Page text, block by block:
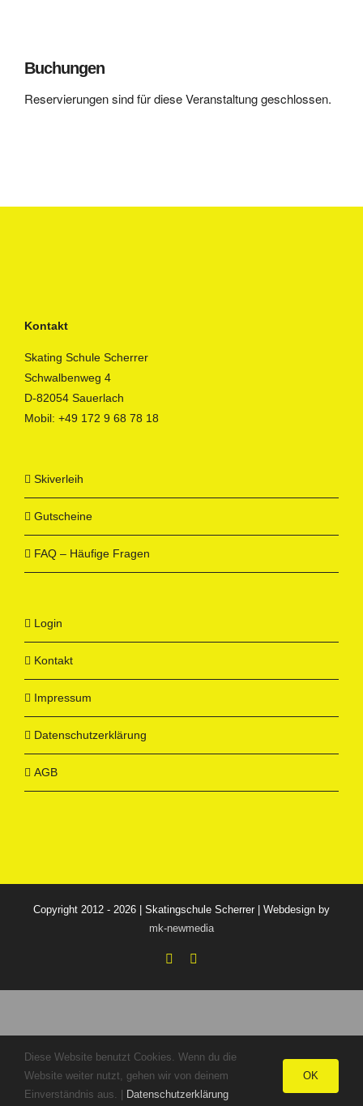
Buchungen
Reservierungen sind für diese Veranstaltung geschlossen.
Kontakt
Skating Schule Scherrer
Schwalbenweg 4
D-82054 Sauerlach
Mobil: +49 172 9 68 78 18
Skiverleih
Gutscheine
FAQ – Häufige Fragen
Login
Kontakt
Impressum
Datenschutzerklärung
AGB
Copyright 2012 - 2026 | Skatingschule Scherrer | Webdesign by
mk-newmedia
Facebook
Diese Website benutzt Cookies. Wenn du die
Website weiter nutzt, gehen wir von deinem
Einverständnis aus. |
Datenschutzerklärung
OK